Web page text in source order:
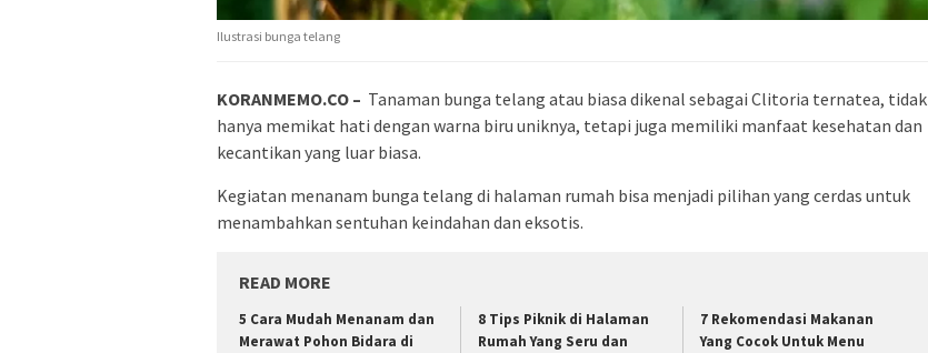
Ilustrasi bunga telang
KORANMEMO.CO – Tanaman bunga telang atau biasa dikenal sebagai Clitoria ternatea, tidak
hanya memikat hati dengan warna biru uniknya, tetapi juga memiliki manfaat kesehatan dan
kecantikan yang luar biasa.
Kegiatan menanam bunga telang di halaman rumah bisa menjadi pilihan yang cerdas untuk
menambahkan sentuhan keindahan dan eksotis.
READ MORE
5 Cara Mudah Menanam dan
Merawat Pohon Bidara di
8 Tips Piknik di Halaman
Rumah Yang Seru dan
7 Rekomendasi Makanan
Yang Cocok Untuk Menu